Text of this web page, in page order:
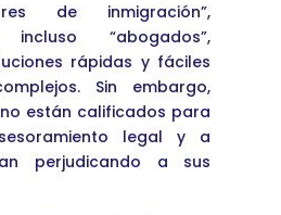
de inmigración”,
“abogados”,
rápidas y fáciles
Sin embargo,
están calificados para
legal y a
perjudicando a sus